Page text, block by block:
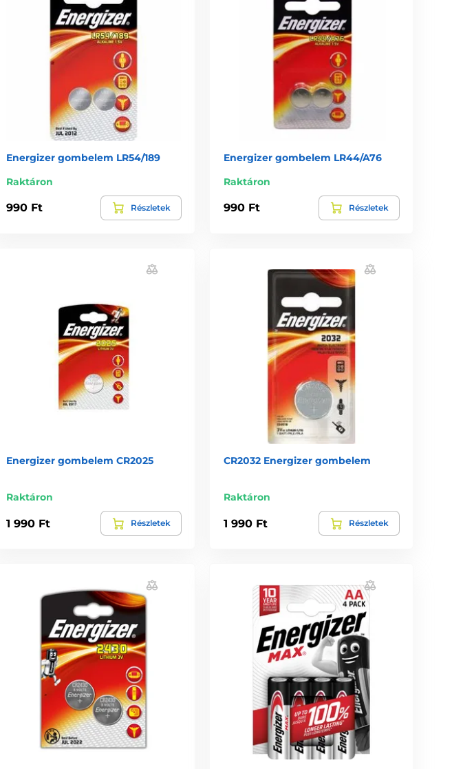
Energizer gombelem LR54/189
Raktáron
990 Ft Részletek
Energizer gombelem LR44/A76
Raktáron
990 Ft Részletek
Energizer gombelem CR2025
Raktáron
1 990 Ft Részletek
CR2032 Energizer gombelem
Raktáron
1 990 Ft Részletek